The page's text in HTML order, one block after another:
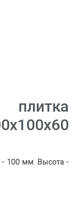
100 мм. Высота -